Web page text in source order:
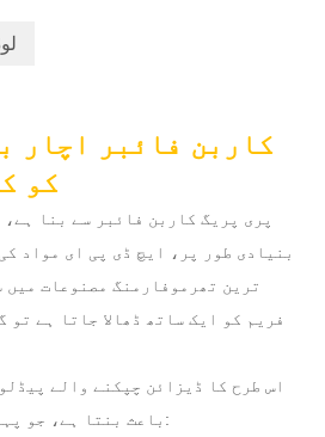
کو
بنیادی طور پر، ایچ ڈی پی ای مواد
ترین تھرموفارمنگ مصنوعات میں
فریم کو ایک ساتھ ڈھالا جاتا ہے تو
اس طرح کا ڈیزائن چپکنے والے
باعث بنتا ہے، جو پہلی نظر میں نظر آتے ہیں: